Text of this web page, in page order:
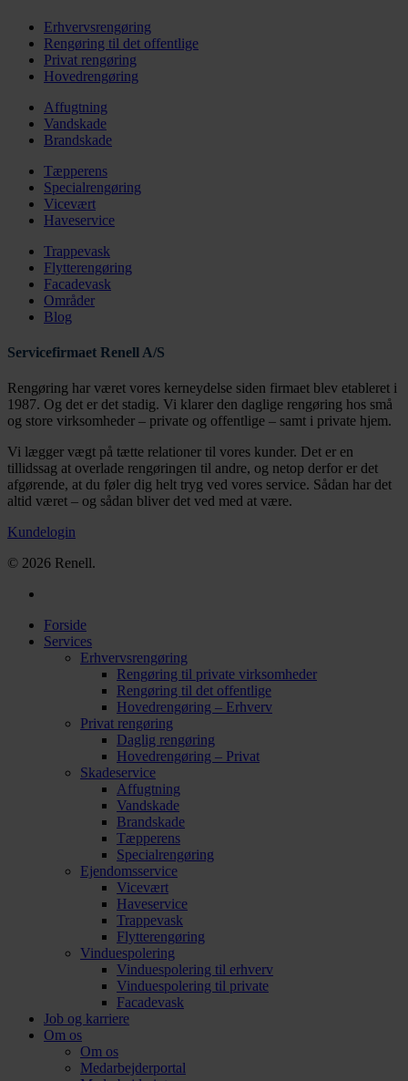
Erhvervsrengøring
Rengøring til det offentlige
Privat rengøring
Hovedrengøring
Affugtning
Vandskade
Brandskade
Tæpperens
Specialrengøring
Vicevært
Haveservice
Trappevask
Flytterengøring
Facadevask
Områder
Blog
Servicefirmaet Renell A/S
Rengøring har været vores kerneydelse siden firmaet blev etableret i
1987. Og det er det stadig. Vi klarer den daglige rengøring hos små
og store virksomheder – private og offentlige – samt i private hjem.
Vi lægger vægt på tætte relationer til vores kunder. Det er en
tillidssag at overlade rengøringen til andre, og netop derfor er det
afgørende, at du føler dig helt tryg ved vores service. Sådan har det
altid været – og sådan bliver det ved med at være.
Kundelogin
© 2026 Renell.
Forside
Services
Erhvervsrengøring
Rengøring til private virksomheder
Rengøring til det offentlige
Hovedrengøring – Erhverv
Privat rengøring
Daglig rengøring
Hovedrengøring – Privat
Skadeservice
Affugtning
Vandskade
Brandskade
Tæpperens
Specialrengøring
Ejendomsservice
Vicevært
Haveservice
Trappevask
Flytterengøring
Vinduespolering
Vinduespolering til erhverv
Vinduespolering til private
Facadevask
Job og karriere
Om os
Om os
Medarbejderportal